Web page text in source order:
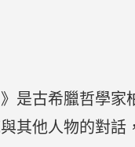
》是古希臘哲學
其他人物的對話